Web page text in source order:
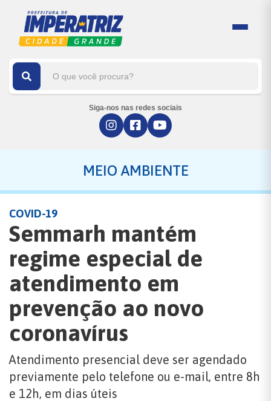
Siga-nos nas redes sociais
MEIO AMBIENTE
COVID-19
Semmarh mantém
regime especial de
atendimento em
prevenção ao novo
coronavírus
Atendimento presencial deve ser agendado
previamente pelo telefone ou e-mail, entre 8h
e 12h, em dias úteis